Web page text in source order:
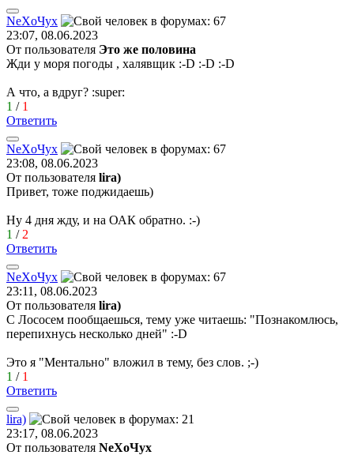
NeХoЧуx
23:07, 08.06.2023
От пользователя Это же половина
Жди у моря погоды , халявщик :-D :-D :-D
А что, а вдруг? :super:
1 / 1
Ответить
NeХoЧуx
23:08, 08.06.2023
От пользователя lira)
Привет, тоже поджидаешь)
Ну 4 дня жду, и на ОАК обратно. :-)
1 / 2
Ответить
NeХoЧуx
23:11, 08.06.2023
От пользователя lira)
С Лососем пообщаешься, тему уже читаешь: "Познакомлюсь,
перепихнусь несколько дней" :-D
Это я "Ментально" вложил в тему, без слов. ;-)
1 / 1
Ответить
lira)
23:17, 08.06.2023
От пользователя NeХoЧyx